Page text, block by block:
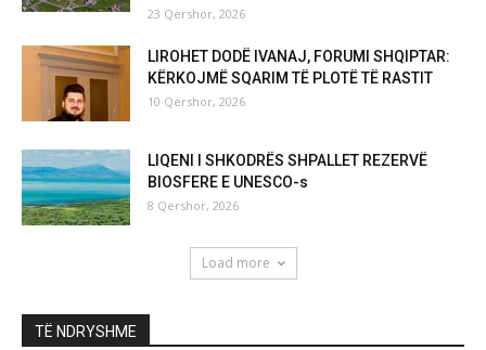
23 Qershor, 2026
LIROHET DODË IVANAJ, FORUMI SHQIPTAR:
KËRKOJMË SQARIM TË PLOTË TË RASTIT
10 Qershor, 2026
LIQENI I SHKODRËS SHPALLET REZERVË
BIOSFERE E UNESCO-s
8 Qershor, 2026
Load more
TË NDRYSHME